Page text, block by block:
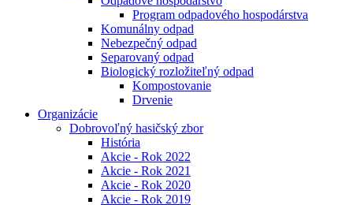
Program odpadového hospodárstva
Komunálny odpad
Nebezpečný odpad
Separovaný odpad
Biologický rozložiteľný odpad
Kompostovanie
Drvenie
Organizácie
Dobrovoľný hasičský zbor
História
Akcie - Rok 2022
Akcie - Rok 2021
Akcie - Rok 2020
Akcie - Rok 2019